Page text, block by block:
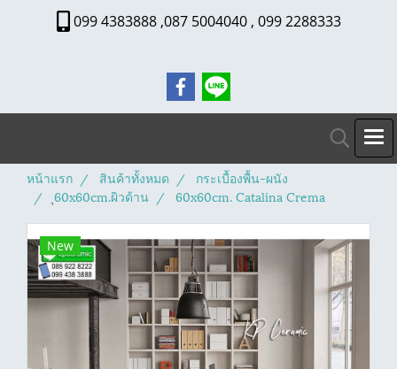
099 4383888 ,087 5004040 , 099 2288333
หน้าแรก สินค้าทั้งหมด
กระเบื้องพื้น-ผนัง
ุ60x60cm.ผิวด้าน
60x60cm. Catalina Crema
New